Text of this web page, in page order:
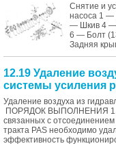
Снятие и
насоса 1 —
— Шкив 4 —
6 — Болт
Задняя
12.19 Удаление
системы усиления
Удаление воздуха из
ПОРЯДОК ВЫПОЛНЕНИЯ 1.
связанных с отсоединением
тракта PAS необходимо
эффективность